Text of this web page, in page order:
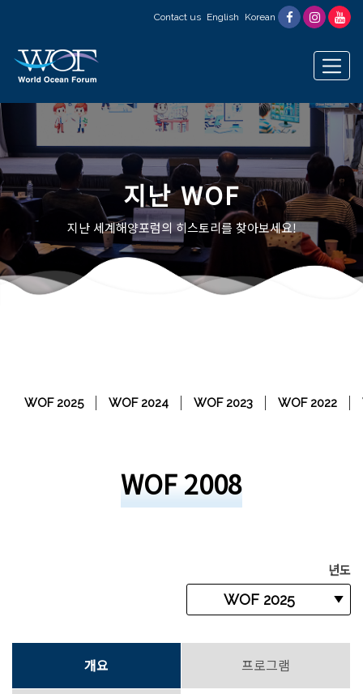
Contact us English Korean
지난 WOF
지난 세계해양포럼의 히스토리를 찾아보세요!
WOF 2025 WOF 2024 WOF 2023 WOF 2022
WOF 2008
년도
개요 프로그램